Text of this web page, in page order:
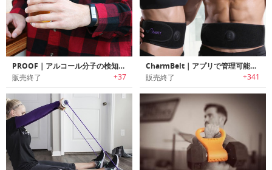
PROOF｜アルコール分子の検知可能なアルコールトラッキングリストバンド「プルーフ」
販売終了 +37
CharmBelt｜アプリで管理可能な腹筋用EMSベルト「チャームベルト」
販売終了 +341